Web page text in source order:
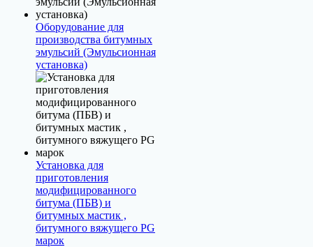
Оборудование для
производства битумных
эмульсий (Эмульсионная
установка)
Установка для
приготовления
модифицированного
битума (ПБВ) и
битумных мастик ,
битумного вяжущего PG
марок